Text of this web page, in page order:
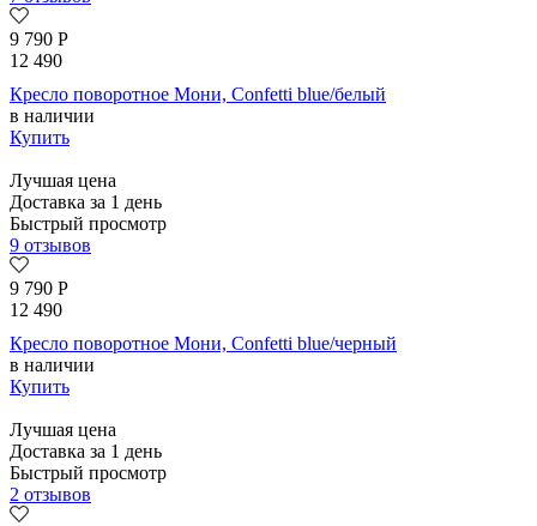
9 790 Р
12 490
Кресло поворотное Мони, Confetti blue/белый
в наличии
Купить
Лучшая цена
Доставка за 1 день
Быстрый просмотр
9 отзывов
9 790 Р
12 490
Кресло поворотное Мони, Confetti blue/черный
в наличии
Купить
Лучшая цена
Доставка за 1 день
Быстрый просмотр
2 отзывов